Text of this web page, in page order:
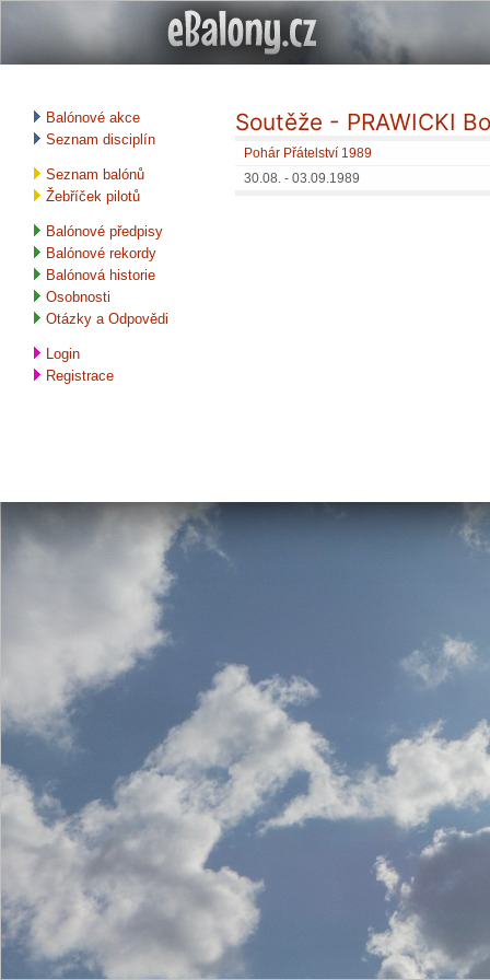
Balónové akce
Seznam disciplín
Seznam balónů
Žebříček pilotů
Balónové předpisy
Balónové rekordy
Balónová historie
Osobnosti
Otázky a Odpovědi
Login
Registrace
Soutěže - PRAWICKI
Pohár Přátelství 1989
30.08. - 03.09.1989